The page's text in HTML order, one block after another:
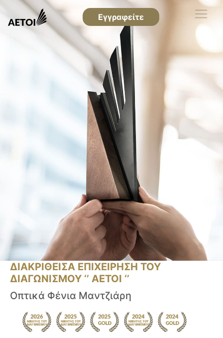
Εγγραφείτε
ΔΙΑΚΡΙΘΕΙΣΑ ΕΠΙΧΕΙΡΗΣΗ ΤΟΥ
ΔΙΑΓΩΝΙΣΜΟΥ ‘’ ΑΕΤΟΙ ‘’
Οπτικά Φένια Μαντζιάρη